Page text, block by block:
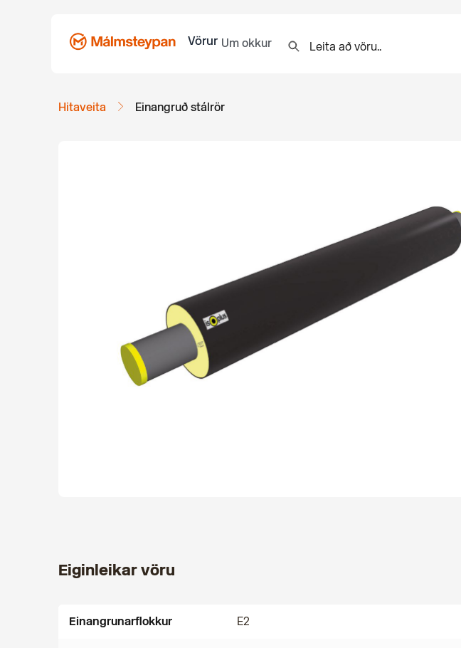
Vörur Um okkur
Hitaveita Einangruð stálrör
Eiginleikar vöru
Einangrunarflokkur E2